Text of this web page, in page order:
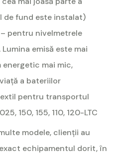
de fund este instalat)
– pentru nivelmetrele
emisă este mai
mai mic,
a bateriilor
pentru transportul
150, 155, 110, 120-LTC
modele, clienții au
echipamentul dorit, în